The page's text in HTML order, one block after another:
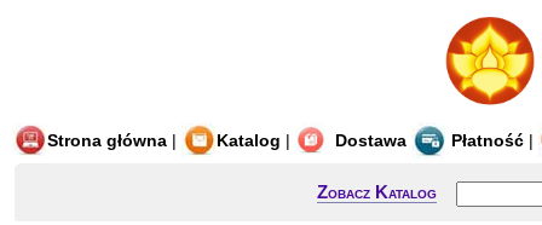
Strona główna | Katalog | Dostawa Płatność |
Zobacz Katalog